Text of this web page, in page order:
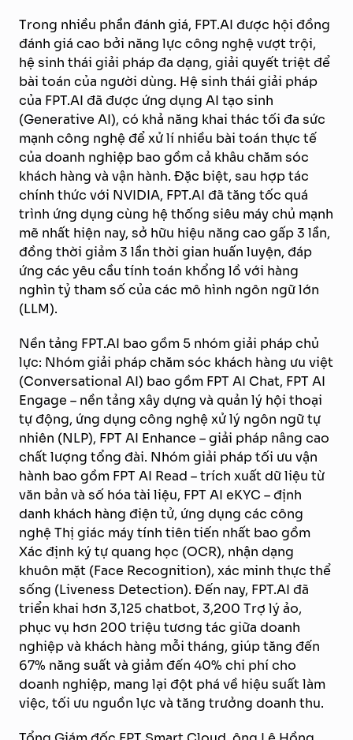
Trong nhiều phần đánh giá, FPT.AI được hội đồng
đánh giá cao bởi năng lực công nghệ vượt trội,
hệ sinh thái giải pháp đa dạng, giải quyết triệt để
bài toán của người dùng. Hệ sinh thái giải pháp
của FPT.AI đã được ứng dụng AI tạo sinh
(Generative AI), có khả năng khai thác tối đa sức
mạnh công nghệ để xử lí nhiều bài toán thực tế
của doanh nghiệp bao gồm cả khâu chăm sóc
khách hàng và vận hành. Đặc biệt, sau hợp tác
chính thức với NVIDIA, FPT.AI đã tăng tốc quá
trình ứng dụng cùng hệ thống siêu máy chủ mạnh
mẽ nhất hiện nay, sở hữu hiệu năng cao gấp 3 lần,
đồng thời giảm 3 lần thời gian huấn luyện, đáp
ứng các yêu cầu tính toán khổng lồ với hàng
nghìn tỷ tham số của các mô hình ngôn ngữ lớn
(LLM).
Nền tảng FPT.AI bao gồm 5 nhóm giải pháp chủ
lực: Nhóm giải pháp chăm sóc khách hàng ưu việt
(Conversational AI) bao gồm FPT AI Chat, FPT AI
Engage – nền tảng xây dựng và quản lý hội thoại
tự động, ứng dụng công nghệ xử lý ngôn ngữ tự
nhiên (NLP), FPT AI Enhance – giải pháp nâng cao
chất lượng tổng đài. Nhóm giải pháp tối ưu vận
hành bao gồm FPT AI Read – trích xuất dữ liệu từ
văn bản và số hóa tài liệu, FPT AI eKYC – định
danh khách hàng điện tử, ứng dụng các công
nghệ Thị giác máy tính tiên tiến nhất bao gồm
Xác định ký tự quang học (OCR), nhận dạng
khuôn mặt (Face Recognition), xác minh thực thể
sống (Liveness Detection). Đến nay, FPT.AI đã
triển khai hơn 3,125 chatbot, 3,200 Trợ lý ảo,
phục vụ hơn 200 triệu tương tác giữa doanh
nghiệp và khách hàng mỗi tháng, giúp tăng đến
67% năng suất và giảm đến 40% chi phí cho
doanh nghiệp, mang lại đột phá về hiệu suất làm
việc, tối ưu nguồn lực và tăng trưởng doanh thu.